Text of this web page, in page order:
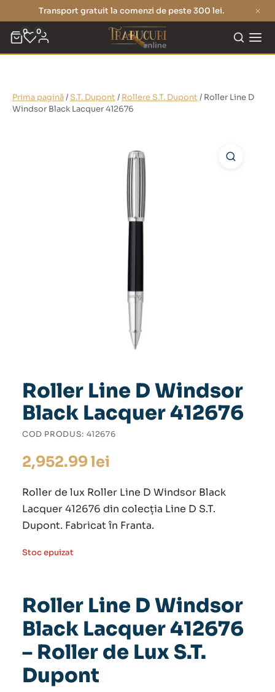
Transport gratuit la comenzi de peste 300 lei.
0 0
Prima pagină/S.T. Dupont / Rollere S.T. Dupont / Roller Line D
Windsor Black Lacquer 412676
Roller Line D Windsor
Black Lacquer 412676
COD PRODUS: 412676
2,952.99lei
Roller de lux Roller Line D Windsor Black
Lacquer 412676 din colecția Line D S.T.
Dupont. Fabricat în Franta.
Stoc epuizat
Roller Line D Windsor
Black Lacquer 412676
– Roller de Lux S.T.
Dupont